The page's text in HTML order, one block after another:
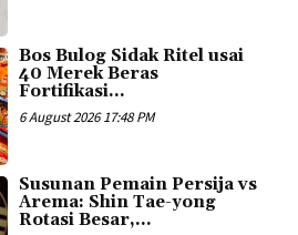
Bos Bulog Sidak Ritel usai
40 Merek Beras
Fortifikasi...
6 August 2026 17:48 PM
Susunan Pemain Persija vs
Arema: Shin Tae-yong
Rotasi Besar,...